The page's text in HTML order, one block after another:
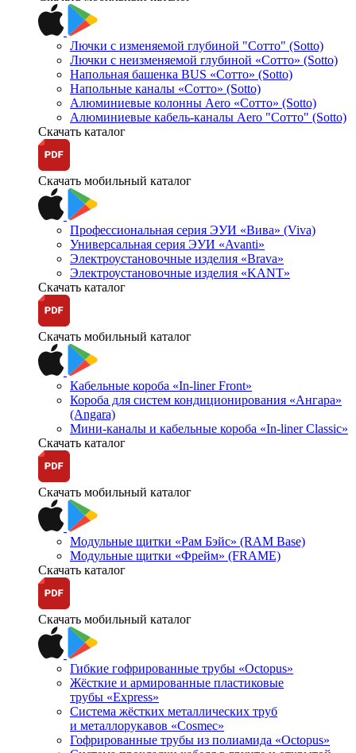
Лючки с изменяемой глубиной "Сотто" (Sotto)
Лючки с неизменяемой глубиной «Сотто» (Sotto)
Напольная башенка BUS «Сотто» (Sotto)
Напольные каналы «Сотто» (Sotto)
Алюминиевые колонны Aero «Сотто» (Sotto)
Алюминиевые кабель-каналы Aero "Сотто" (Sotto)
Скачать каталог
Скачать мобильный каталог
Профессиональная серия ЭУИ «Вива» (Viva)
Универсальная серия ЭУИ «Avanti»
Электроустановочные изделия «Brava»
Электроустановочные изделия «KANT»
Скачать каталог
Скачать мобильный каталог
Кабельные короба «In-liner Front»
Короба для систем кондиционирования «Ангара»
(Angara)
Мини-каналы и кабельные короба «In-liner Classic»
Скачать каталог
Скачать мобильный каталог
Модульные щитки «Рам Бэйс» (RAM Base)
Модульные щитки «Фрейм» (FRAME)
Скачать каталог
Скачать мобильный каталог
Гибкие гофрированные трубы «Octopus»
Жёсткие и армированные пластиковые
трубы «Express»
Система жёстких металлических труб
и металлорукавов «Cosmec»
Гофрированные трубы из полиамида «Octopus»